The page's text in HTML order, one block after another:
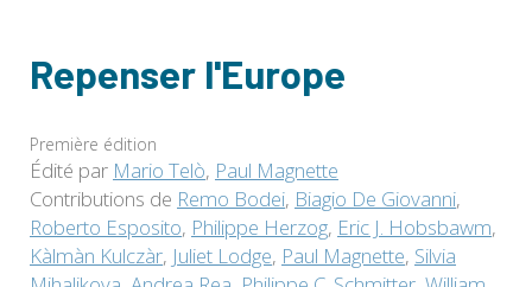
Repenser l'Europe
Première édition
Édité par Mario Telò, Paul Magnette
Contributions de Remo Bodei, Biagio De Giovanni,
Roberto Esposito, Philippe Herzog, Eric J. Hobsbawm,
Kàlmàn Kulczàr, Juliet Lodge, Paul Magnette, Silvia